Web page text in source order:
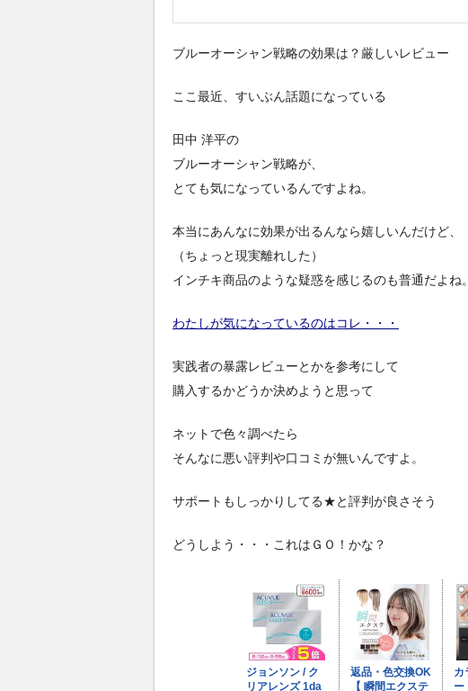
ブルーオーシャン戦略の効果は？厳しいレビュー
ここ最近、すいぶん話題になっている
田中 洋平の
ブルーオーシャン戦略が、
とても気になっているんですよね。
本当にあんなに効果が出るんなら嬉しいんだけど、
（ちょっと現実離れした）
インチキ商品のような疑惑を感じるのも普通だよね。
わたしが気になっているのはコレ・・・
実践者の暴露レビューとかを参考にして
購入するかどうか決めようと思って
ネットで色々調べたら
そんなに悪い評判や口コミが無いんですよ。
サポートもしっかりしてる★と評判が良さそう
どうしよう・・・これはＧＯ！かな？